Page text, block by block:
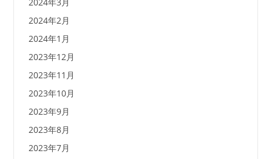
2024年2月
2024年1月
2023年12月
2023年11月
2023年10月
2023年9月
2023年8月
2023年7月